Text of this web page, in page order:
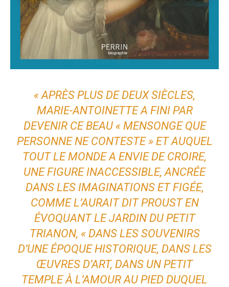
« APRÈS PLUS DE DEUX SIÈCLES,
MARIE-ANTOINETTE A FINI PAR
DEVENIR CE BEAU « MENSONGE QUE
PERSONNE NE CONTESTE » ET AUQUEL
TOUT LE MONDE A ENVIE DE CROIRE,
UNE FIGURE INACCESSIBLE, ANCRÉE
DANS LES IMAGINATIONS ET FIGÉE,
COMME L’AURAIT DIT PROUST EN
ÉVOQUANT LE JARDIN DU PETIT
TRIANON, « DANS LES SOUVENIRS
D’UNE ÉPOQUE HISTORIQUE, DANS LES
ŒUVRES D’ART, DANS UN PETIT
TEMPLE À L’AMOUR AU PIED DUQUEL